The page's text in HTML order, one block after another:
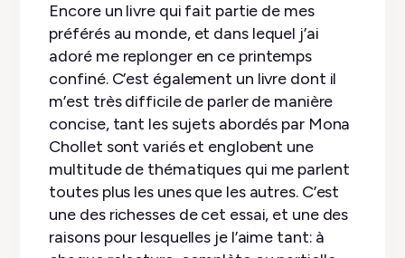
Encore un livre qui fait partie de mes
préférés au monde, et dans lequel j’ai
adoré me replonger en ce printemps
confiné. C’est également un livre dont il
m’est très difficile de parler de manière
concise, tant les sujets abordés par Mona
Chollet sont variés et englobent une
multitude de thématiques qui me parlent
toutes plus les unes que les autres. C’est
une des richesses de cet essai, et une des
raisons pour lesquelles je l’aime tant: à